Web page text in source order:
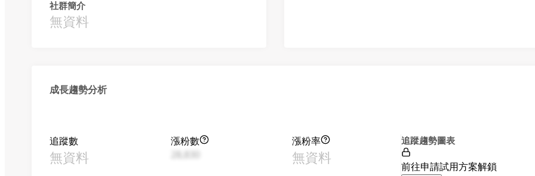
社群簡介
無資料
成長趨勢分析
追蹤數
無資料
漲粉數
漲粉率
無資料
追蹤趨勢圖表
前往申請試用方案解鎖